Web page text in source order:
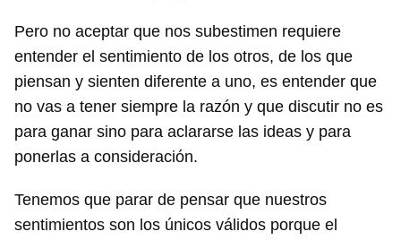
Pero no aceptar que nos subestimen requiere
entender el sentimiento de los otros, de los que
piensan y sienten diferente a uno, es entender que
no vas a tener siempre la razón y que discutir no es
para ganar sino para aclararse las ideas y para
ponerlas a consideración.
Tenemos que parar de pensar que nuestros
sentimientos son los únicos válidos porque el